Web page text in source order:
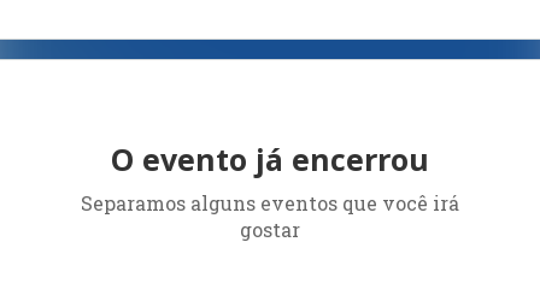
O evento já encerrou
Separamos alguns eventos que você irá
gostar